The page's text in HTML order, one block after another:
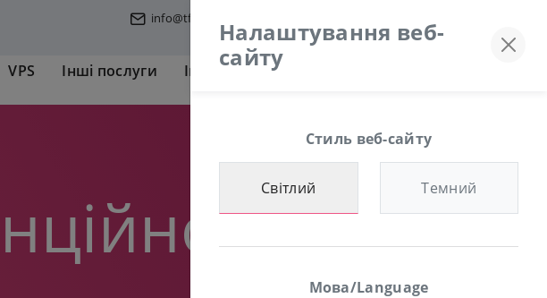
Налаштування веб-
сайту
Стиль веб-сайту
Світлий Темний
Мова/Language
info@tfmworld.hu
VPS Інші послуги Інформація